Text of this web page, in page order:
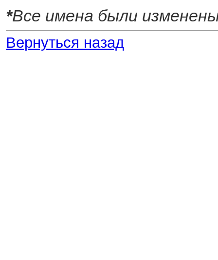
*Все имена были
Вернуться назад